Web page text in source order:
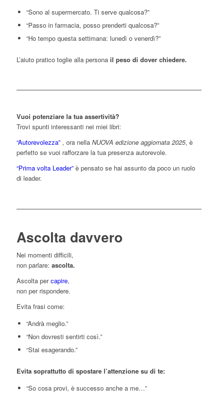
“Sono al supermercato. Ti serve qualcosa?”
“Passo in farmacia, posso prenderti qualcosa?”
“Ho tempo questa settimana: lunedì o venerdì?”
L’aiuto pratico toglie alla persona il peso di dover chiedere.
Vuoi potenziare la tua assertività?
Trovi spunti interessanti nei miei libri:
“Autorevolezza” , ora nella NUOVA edizione aggiornata 2025, è
perfetto se vuoi rafforzare la tua presenza autorevole.
“Prima volta Leader” è pensato se hai assunto da poco un ruolo
di leader.
Ascolta davvero
Nei momenti difficili,
non parlare: ascolta.
Ascolta percapire,
non per rispondere.
Evita frasi come:
“Andrà meglio.”
“Non dovresti sentirti così.”
“Stai esagerando.”
Evita soprattutto di spostare l’attenzione su di te:
“So cosa provi, è successo anche a me…”